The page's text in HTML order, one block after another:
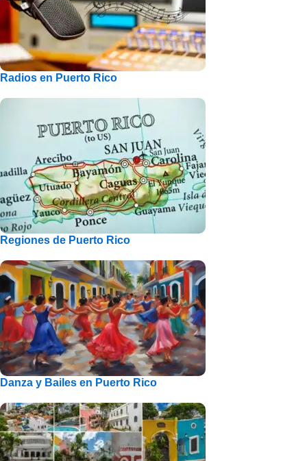
Radios en Puerto Rico
Regiones de Puerto Rico
Danza y Bailes en Puerto Rico